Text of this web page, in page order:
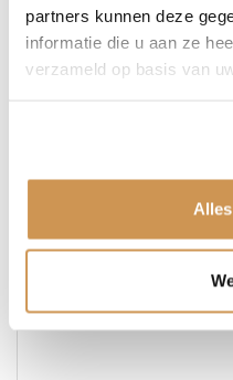
partners kunnen deze
informatie die u aan ze
verzameld op basis van
E-
mailadres(Vereist)
Telefoonnummer